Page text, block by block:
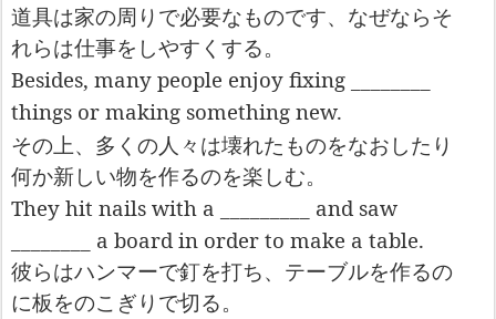
道具は家の周りで必要なものです、なぜならそ
れらは仕事をしやすくする。
Besides, many people enjoy fixing ________
things or making something new.
その上、多くの人々は壊れたものをなお したり
何か新しい物を作るのを楽 しむ。
They hit nails with a _________ and saw
________ a board in order to make a table.
彼らはハンマーで釘を打ち、テーブルを作るの
に板をのこぎりで切る。